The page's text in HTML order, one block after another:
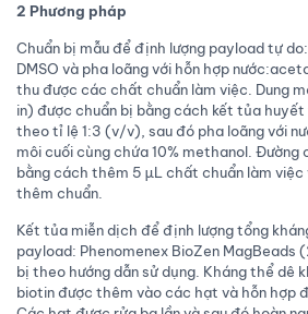
2 Phương pháp
Chuẩn bị mẫu để định lượng payload tự
DMSO và pha loãng với hỗn hợp
thu được các chất chuẩn làm việc. Dung
in) được chuẩn bị bằng cách kết tủa
theo tỉ lệ 1:3 (v/v), sau đó pha loãng với
môi cuối cùng chứa 10% methanol. Đường
bằng cách thêm 5 µL chất chuẩn làm việc
thêm chuẩn.
Kết tủa miễn dịch để định lượng tổng
payload: Phenomenex BioZen
bị theo hướng dẫn sử dụng. Kháng thể dê
biotin được thêm vào các hạt và hỗn hợp